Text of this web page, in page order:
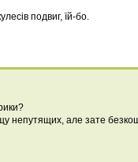
подвиг, їй-бо.
непутящих, але зате